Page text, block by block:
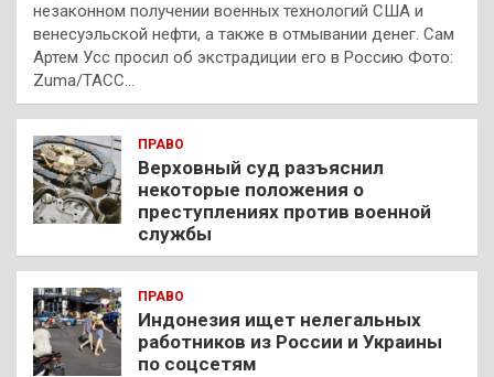
незаконном получении военных технологий США и
венесуэльской нефти, а также в отмывании денег. Сам
Артем Усс просил об экстрадиции его в Россию Фото:
Zuma/ТАСС…
ПРАВО
Верховный суд разъяснил
некоторые положения о
преступлениях против военной
службы
ПРАВО
Индонезия ищет нелегальных
работников из России и Украины
по соцсетям